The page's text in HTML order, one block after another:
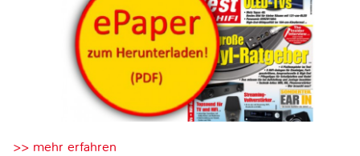
>> mehr erfahren